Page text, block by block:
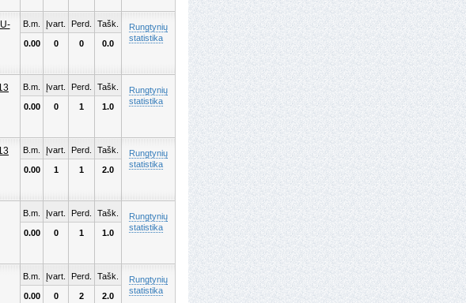
B.m.
0.00
Įvart.
0
Perd.
0
Tašk.
0.0
Rungtynių
statistika
B.m.
0.00
Įvart.
0
Perd.
1
Tašk.
1.0
Rungtynių
statistika
B.m.
0.00
Įvart.
1
Perd.
1
Tašk.
2.0
Rungtynių
statistika
B.m.
0.00
Įvart.
0
Perd.
1
Tašk.
1.0
Rungtynių
statistika
B.m.
0.00
Įvart.
0
Perd.
2
Tašk.
2.0
Rungtynių
statistika